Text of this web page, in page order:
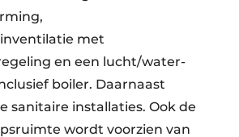
met
en een lucht/water-
boiler. Daarnaast
sanitaire installaties. Ook de
wordt voorzien van